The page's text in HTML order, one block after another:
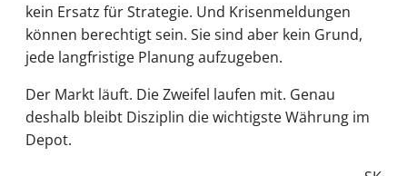
kein Ersatz für Strategie. Und Krisenmeldungen
können berechtigt sein. Sie sind aber kein Grund,
jede langfristige Planung aufzugeben.
Der Markt läuft. Die Zweifel laufen mit. Genau
deshalb bleibt Disziplin die wichtigste Währung im
Depot.